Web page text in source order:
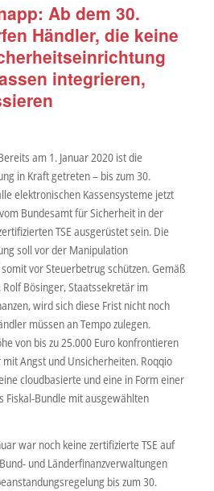
Ab dem 30.
Händler, die keine
integrieren,
am 1. Januar 2020 ist die
in Kraft getreten – bis zum 30.
elektronischen Kassensysteme jetzt
Bundesamt für Sicherheit in der
TSE ausgerüstet sein. Die
soll vor der Manipulation
vor Steuerbetrug schützen. Gemäß
Bösinger, Staatssekretär im
wird sich diese Frist nicht noch
müssen an Tempo zulegen.
von bis zu 25.000 Euro konfrontieren
Angst und Unsicherheiten. Roqqio
cloudbasierte und eine in Form einer
Fiskal-Bundle mit ausgewählten
war noch keine zertifizierte TSE auf
und Länderfinanzverwaltungen
bis zum 30.